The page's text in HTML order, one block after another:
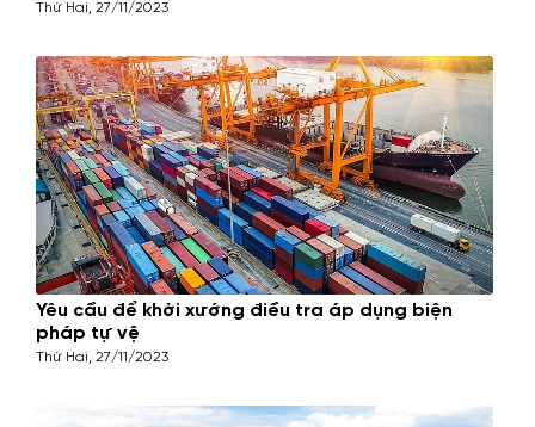
Thứ Hai, 27/11/2023
Yêu cầu để khởi xướng điều tra áp dụng biện
pháp tự vệ
Thứ Hai, 27/11/2023